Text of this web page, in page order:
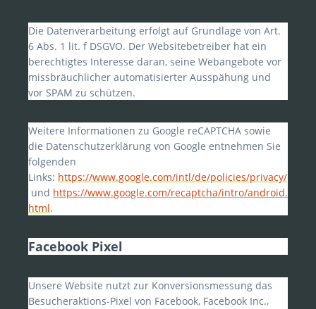
Die Datenverarbeitung erfolgt auf Grundlage von Art.
6 Abs. 1 lit. f DSGVO. Der Websitebetreiber hat ein
berechtigtes Interesse daran, seine Webangebote vor
missbräuchlicher automatisierter Ausspähung und
vor SPAM zu schützen.
Weitere Informationen zu Google reCAPTCHA sowie
die Datenschutzerklärung von Google entnehmen Sie
folgenden
Links: https://www.google.com/intl/de/policies/privacy/
und https://www.google.com/recaptcha/intro/android.
html.
Facebook Pixel
Unsere Website nutzt zur Konversionsmessung das
Besucheraktions-Pixel von Facebook, Facebook Inc.,